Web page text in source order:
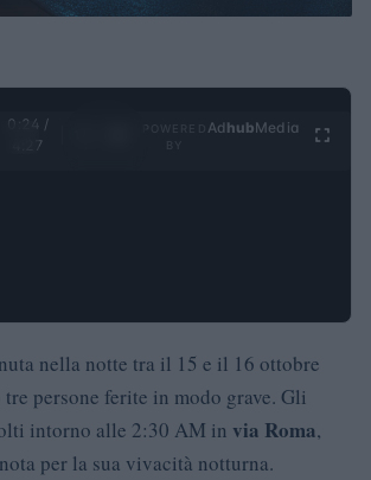
0:25 /
4:27
Ad hubMedia
nella notte tra il 15 e il 16 ottobre
persone ferite in modo grave. Gli
intorno alle 2:30 AM in via Roma,
per la sua vivacità notturna.